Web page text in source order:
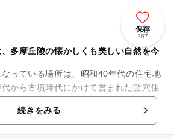
保存
267
多摩丘陵の懐かしくも美しい自然を今
っている場所は、昭和40年代の住宅地
から古墳時代にかけて営まれた竪穴住
周囲のシラカシ林（推定樹齢150～200
続きをみる